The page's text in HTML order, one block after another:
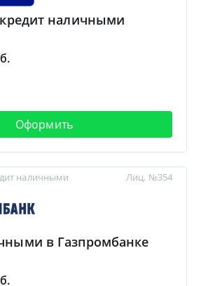
наличными
Оформить
наличными
в Газпромбанке
Лиц. №354